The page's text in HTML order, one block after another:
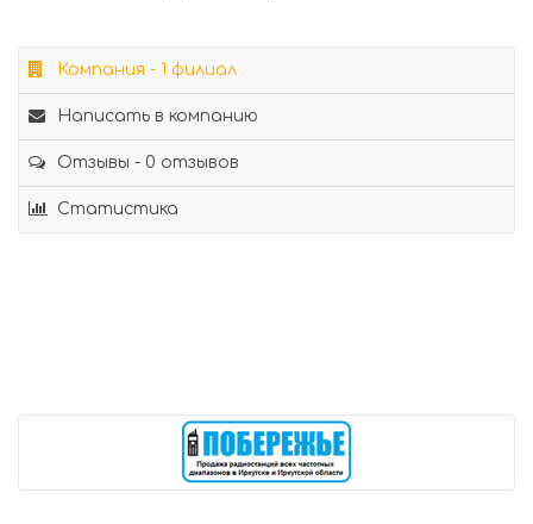
Компания - 1 филиал
Написать в компанию
Отзывы - 0 отзывов
Статистика